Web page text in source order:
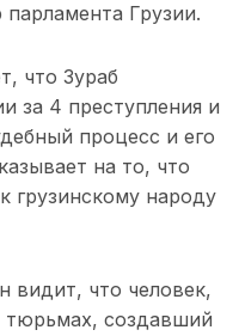
Грузии.
что Зураб
за 4 преступления и
процесс и его
на то, что
грузинскому народу
видит, что человек,
создавший